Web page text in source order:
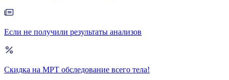
Если не получили результаты анализов
Скидка на МРТ обследование всего тела!